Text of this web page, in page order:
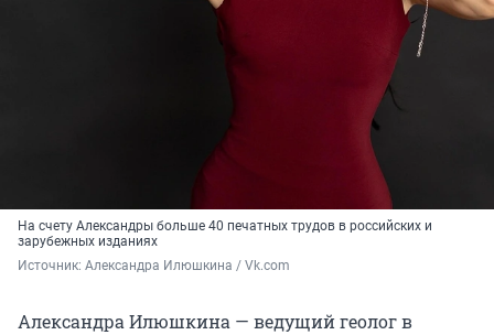
На счету Александры больше 40 печатных трудов в российских и
зарубежных изданиях
Источник: Александра Илюшкина / Vk.com
Александра Илюшкина — ведущий геолог в